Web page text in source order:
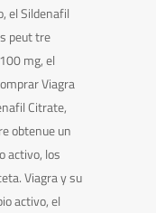
el Sildenafil
peut tre
mg, el
Viagra
Citrate,
obtenue un
activo, los
Viagra y su
activo, el